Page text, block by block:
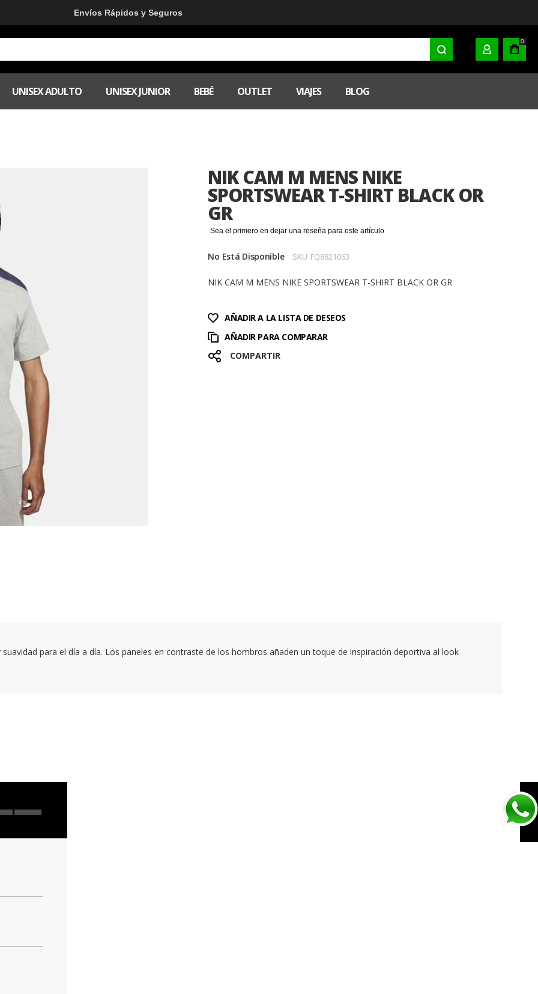
Envíos Rápidos y Seguros
MI CUENTA
0
UNISEX ADULTO UNISEX JUNIOR BEBÉ OUTLET VIAJES BLOG
SPORTSWEAR T-
NIK CAM M MENS NIKE
SPORTSWEAR T-SHIRT BLACK OR
GR
Sea el primero en dejar una reseña para este artículo
No Está Disponible SKU FQ8821063
NIK CAM M MENS NIKE SPORTSWEAR T-SHIRT BLACK OR GR
AÑADIR A LA LISTA DE DESEOS
AÑADIR PARA COMPARAR
COMPARTIR
para el día a día. Los paneles en contraste de los hombros añaden un toque de inspiración deportiva al look